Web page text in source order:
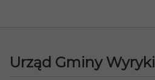
Urząd Gminy Wyryki